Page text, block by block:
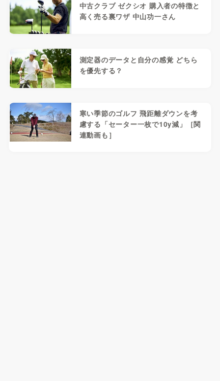
中古クラブ ゼクシオ 購入者の特徴と
高く売る裏ワザ 中山功一さん
測定器のデータと自分の感覚 どちら
を優先する？
寒い季節のゴルフ 飛距離ダウンを考
慮する「セーター一枚で10y減」［関
連動画も］